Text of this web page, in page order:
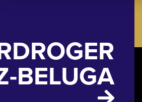
BELUGA